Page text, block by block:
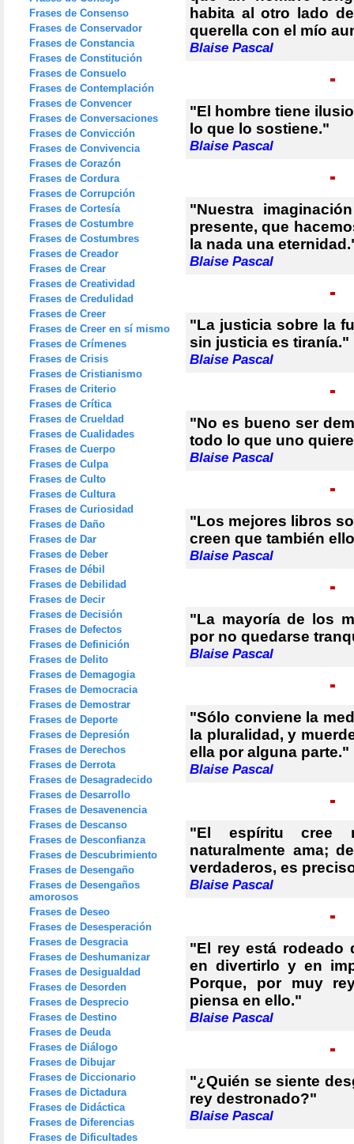
Frases de Consenso
Frases de Conservador
Frases de Constancia
Frases de Constitución
Frases de Consuelo
Frases de Contemplación
Frases de Convencer
Frases de Conversaciones
Frases de Convicción
Frases de Convivencia
Frases de Corazón
Frases de Cordura
Frases de Corrupción
Frases de Cortesía
Frases de Costumbre
Frases de Costumbres
Frases de Creador
Frases de Crear
Frases de Creatividad
Frases de Credulidad
Frases de Creer
Frases de Creer en sí mismo
Frases de Crímenes
Frases de Crisis
Frases de Cristianismo
Frases de Criterio
Frases de Crítica
Frases de Crueldad
Frases de Cualidades
Frases de Cuerpo
Frases de Culpa
Frases de Culto
Frases de Cultura
Frases de Curiosidad
Frases de Daño
Frases de Dar
Frases de Deber
Frases de Débil
Frases de Debilidad
Frases de Decir
Frases de Decisión
Frases de Defectos
Frases de Definición
Frases de Delito
Frases de Demagogia
Frases de Democracia
Frases de Demostrar
Frases de Deporte
Frases de Depresión
Frases de Derechos
Frases de Derrota
Frases de Desagradecido
Frases de Desarrollo
Frases de Desavenencia
Frases de Descanso
Frases de Desconfianza
Frases de Descubrimiento
Frases de Desengaño
Frases de Desengaños
amorosos
Frases de Deseo
Frases de Desesperación
Frases de Desgracia
Frases de Deshumanizar
Frases de Desigualdad
Frases de Desorden
Frases de Desprecio
Frases de Destino
Frases de Deuda
Frases de Diálogo
Frases de Dibujar
Frases de Diccionario
Frases de Dictadura
Frases de Didáctica
Frases de Diferencias
Frases de Dificultades
habita al otro lado
querella con el mío
Blaise Pascal
"El hombre tiene
lo que lo sostiene."
Blaise Pascal
"Nuestra
presente, que
la nada una
Blaise Pascal
"La justicia sobre la
sin justicia es tiranía."
Blaise Pascal
"No es bueno ser
todo lo que uno
Blaise Pascal
"Los mejores libros
creen que también
Blaise Pascal
"La mayoría de los
por no quedarse
Blaise Pascal
"Sólo conviene la
la pluralidad, y
ella por alguna parte."
Blaise Pascal
"El espíritu cree
naturalmente ama;
verdaderos, es
Blaise Pascal
"El rey está rodeado
en divertirlo y en
Porque, por muy
piensa en ello."
Blaise Pascal
"¿Quién se siente
rey destronado?"
Blaise Pascal